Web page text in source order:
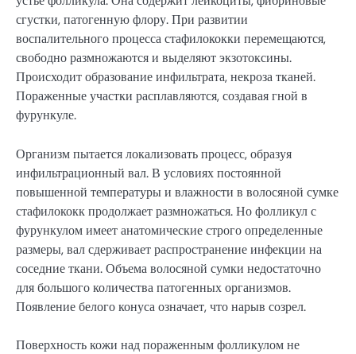
сгустки, патогенную флору. При развитии
воспалительного процесса стафилококки перемещаются,
свободно размножаются и выделяют экзотоксины.
Происходит образование инфильтрата, некроза тканей.
Пораженные участки расплавляются, создавая гной в
фурункуле.
Организм пытается локализовать процесс, образуя
инфильтрационный вал. В условиях постоянной
повышенной температуры и влажности в волосяной сумке
стафилококк продолжает размножаться. Но фолликул с
фурункулом имеет анатомические строго определенные
размеры, вал сдерживает распространение инфекции на
соседние ткани. Объема волосяной сумки недостаточно
для большого количества патогенных организмов.
Появление белого конуса означает, что нарыв созрел.
Поверхность кожи над пораженным фолликулом не